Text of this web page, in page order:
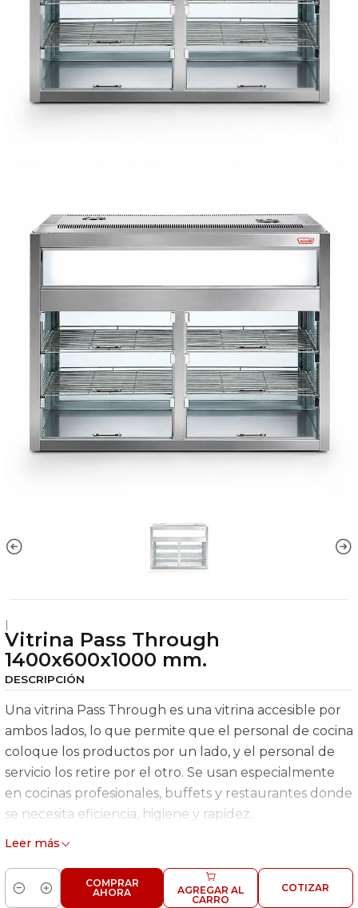
|
Vitrina Pass Through
1400x600x1000 mm.
DESCRIPCIÓN
Una vitrina Pass Through es una vitrina accesible por
ambos lados, lo que permite que el personal de cocina
coloque los productos por un lado, y el personal de
servicio los retire por el otro. Se usan especialmente
en cocinas profesionales, buffets y restaurantes donde
se necesita eficiencia, higiene y rapidez.
Construidos en acero inoxidable.
Rango de temperatura de 2oC a 7oC.
Puertas deslizables de vidrio templado. Laterales
Leer más
Cantidad
AGREGAR AL
CARRO
COMPRAR
AHORA
COTIZAR